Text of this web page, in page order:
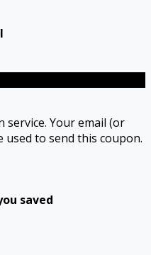
service. Your email (or
to send this coupon.
saved